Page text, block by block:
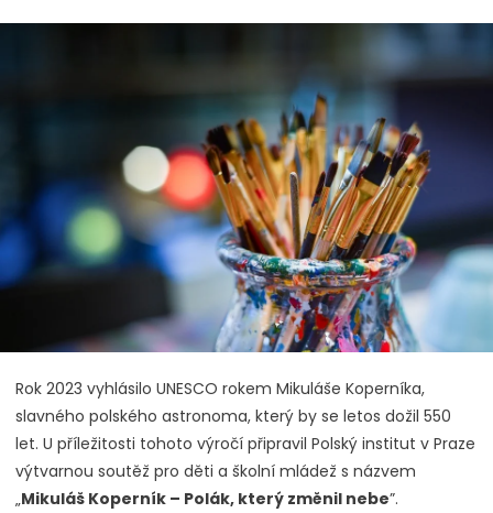
Rok 2023 vyhlásilo UNESCO rokem Mikuláše Koperníka,
slavného polského astronoma, který by se letos dožil 550
let. U příležitosti tohoto výročí připravil Polský institut v Praze
výtvarnou soutěž pro děti a školní mládež s názvem
„Mikuláš Koperník – Polák, který změnil nebe”.